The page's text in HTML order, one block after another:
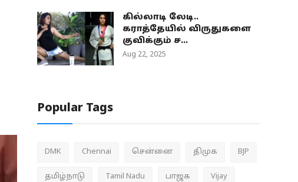
கில்லாடி லேடி..
கராத்தேயில் விருதுகளை
குவிக்கும் ச...
Aug 22, 2025
Popular Tags
DMK Chennai சென்னை திமுக BJP
தமிழ்நாடு Tamil Nadu பாஜக Vijay